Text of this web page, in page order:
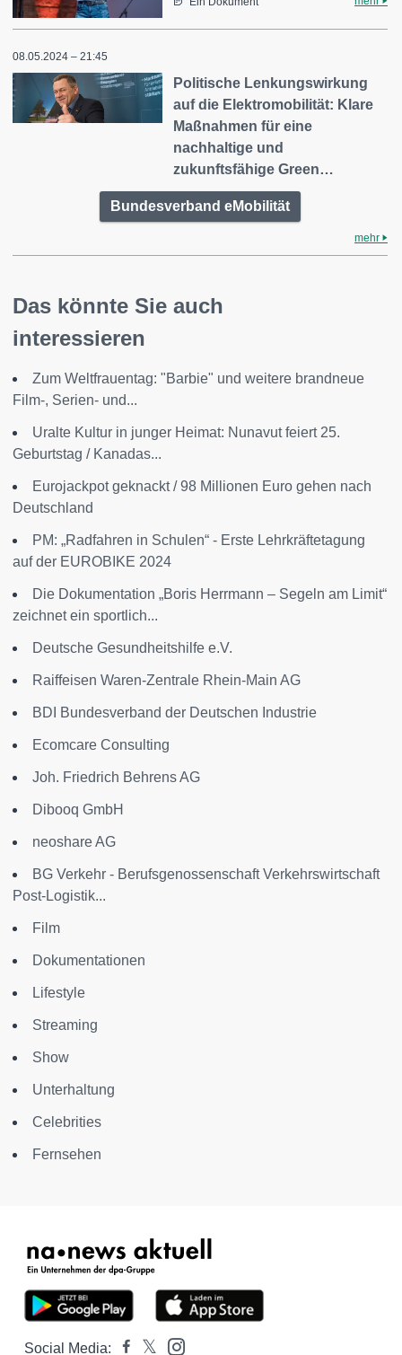
08.05.2024 – 21:45
Politische Lenkungswirkung
auf die Elektromobilität: Klare
Maßnahmen für eine
nachhaltige und
zukunftsfähige Green…
Bundesverband eMobilität
mehr
Das könnte Sie auch
interessieren
Zum Weltfrauentag: "Barbie" und weitere brandneue
Film-, Serien- und...
Uralte Kultur in junger Heimat: Nunavut feiert 25.
Geburtstag / Kanadas...
Eurojackpot geknackt / 98 Millionen Euro gehen nach
Deutschland
PM: „Radfahren in Schulen“ - Erste Lehrkräftetagung
auf der EUROBIKE 2024
Die Dokumentation „Boris Herrmann – Segeln am Limit“
zeichnet ein sportlich...
Deutsche Gesundheitshilfe e.V.
Raiffeisen Waren-Zentrale Rhein-Main AG
BDI Bundesverband der Deutschen Industrie
Ecomcare Consulting
Joh. Friedrich Behrens AG
Dibooq GmbH
neoshare AG
BG Verkehr - Berufsgenossenschaft Verkehrswirtschaft
Post-Logistik...
Film
Dokumentationen
Lifestyle
Streaming
Show
Unterhaltung
Celebrities
Fernsehen
Social Media: